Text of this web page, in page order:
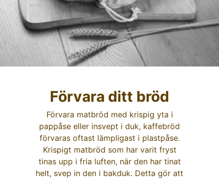
Förvara ditt bröd
Förvara matbröd med krispig yta i
pappåse eller insvept i duk, kaffebröd
förvaras oftast lämpligast i plastpåse.
Krispigt matbröd som har varit fryst
tinas upp i fria luften, när den har tinat
helt, svep in den i bakduk. Detta gör att